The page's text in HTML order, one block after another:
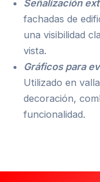
Señalización
fachadas de
una visibilidad
vista.
Gráficos para
Utilizado en
decoración,
funcionalidad.